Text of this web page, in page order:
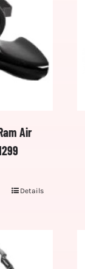
Air
Details